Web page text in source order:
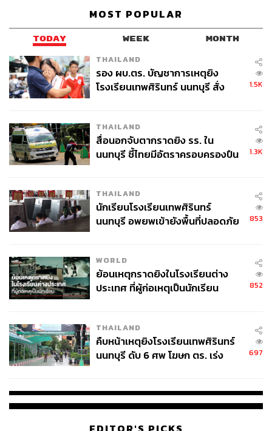
MOST POPULAR
TODAY WEEK MONTH
THAILAND
รอง ผบ.ตร. บัญชาการเหตุยิง
โรงเรียนเทพศิรินทร์ นนทบุรี สั่ง
1.5K
THAILAND
สื่อนอกจับตากราดยิง รร. ใน
นนทบุรี ชี้ไทยมีอัตราครอบครองปืน
1.3K
THAILAND
นักเรียนโรงเรียนเทพศิรินทร์
นนทบุรี อพยพเข้ายังพื้นที่ปลอดภัย
853
WORLD
ย้อนเหตุกราดยิงในโรงเรียนต่าง
ประเทศ ที่ผู้ก่อเหตุเป็นนักเรียน
852
THAILAND
คืบหน้าเหตุยิงโรงเรียนเทพศิรินทร์
นนทบุรี ดับ 6 ศพ โฆษก ตร. เร่ง
697